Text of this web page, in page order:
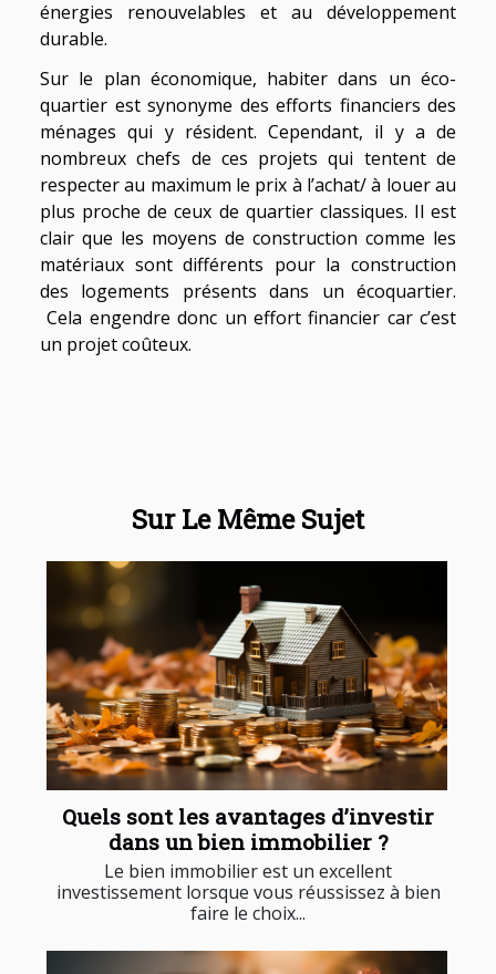
énergies renouvelables et au développement
durable.
Sur le plan économique, habiter dans un éco-
quartier est synonyme des efforts financiers des
ménages qui y résident. Cependant, il y a de
nombreux chefs de ces projets qui tentent de
respecter au maximum le prix à l’achat/ à louer au
plus proche de ceux de quartier classiques. Il est
clair que les moyens de construction comme les
matériaux sont différents pour la construction
des logements présents dans un écoquartier.
Cela engendre donc un effort financier car c’est
un projet coûteux.
Sur Le Même Sujet
Quels sont les avantages d’investir
dans un bien immobilier ?
Le bien immobilier est un excellent
investissement lorsque vous réussissez à bien
faire le choix...